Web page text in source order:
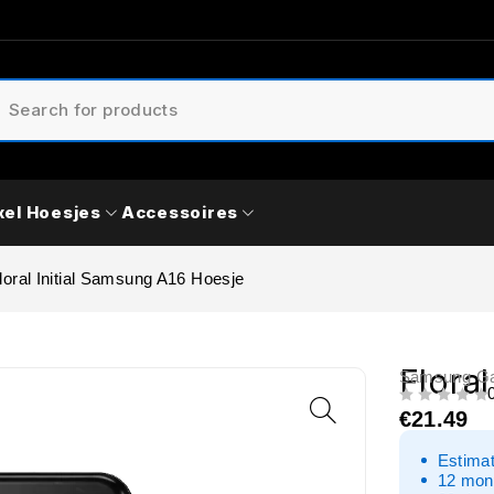
Hoesjes Accessoires
Initial Samsung A16 Hoesje
Samsung
€21.49
12